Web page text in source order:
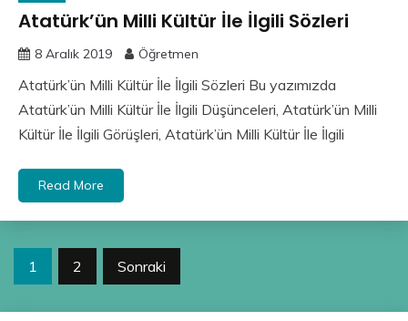
Atatürk’ün Milli Kültür İle İlgili Sözleri
8 Aralık 2019 Öğretmen
Atatürk’ün Milli Kültür İle İlgili Sözleri Bu yazımızda
Atatürk’ün Milli Kültür İle İlgili Düşünceleri, Atatürk’ün Milli
Kültür İle İlgili Görüşleri, Atatürk’ün Milli Kültür İle İlgili
Read More
Yazı
1 2 Sonraki